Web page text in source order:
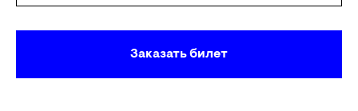
Заказать билет